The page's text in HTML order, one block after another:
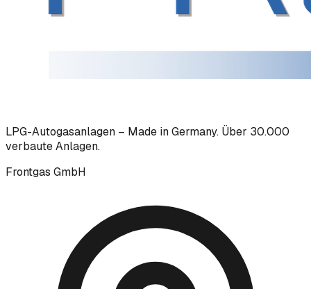
LPG-Autogasanlagen – Made in Germany. Über 30.000
verbaute Anlagen.
Frontgas GmbH